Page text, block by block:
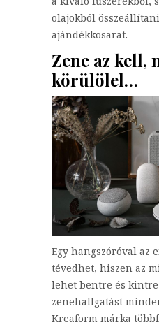
olajokból
ajándékkosarat.
Zene az kell,
körülölel…
Egy hangszóróval az
tévedhet, hiszen az
lehet bentre és
zenehallgatást
Kreaform márka